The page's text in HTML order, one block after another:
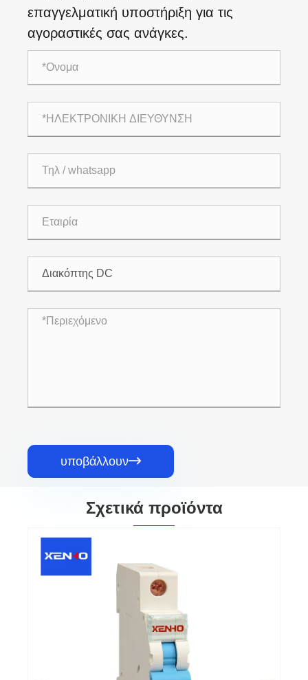
επαγγελματική υποστήριξη για τις
αγοραστικές σας ανάγκες.
υποβάλλουν
Σχετικά προϊόντα